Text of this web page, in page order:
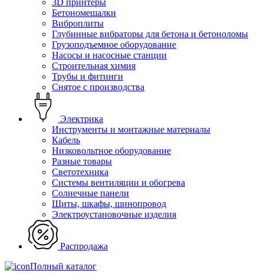
3D принтеры
Бетономешалки
Виброплиты
Глубинные вибраторы для бетона и бетоноломы
Грузоподъемное оборудование
Насосы и насосные станции
Строительная химия
Трубы и фитинги
Снятое с производства
Электрика
Инструменты и монтажные материалы
Кабель
Низковольтное оборудование
Разные товары
Светотехника
Системы вентиляции и обогрева
Солнечные панели
Щиты, шкафы, шинопровод
Электроустановочные изделия
Распродажа
Полный каталог